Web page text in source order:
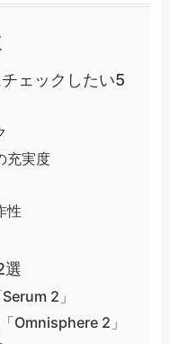
ェックしたい5
充実度
性
選
2」
Omnisphere 2」